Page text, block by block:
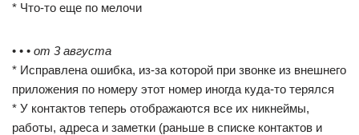
* Что-то еще по мелочи
• • • от 3 августа
* Исправлена ошибка, из-за которой при звонке из внешнего
приложения по номеру этот номер иногда куда-то терялся
* У контактов теперь отображаются все их никнеймы,
работы, адреса и заметки (раньше в списке контактов и